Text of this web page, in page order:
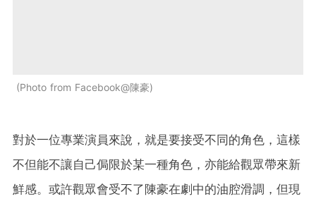
Photo from Facebook@陳豪
對於一位專業演員來說，就是要接受不同的角色，這樣
不但能不讓自己侷限於某一種角色，亦能給觀眾帶來新
鮮感。或許觀眾會受不了陳豪在劇中的油腔滑調，但現